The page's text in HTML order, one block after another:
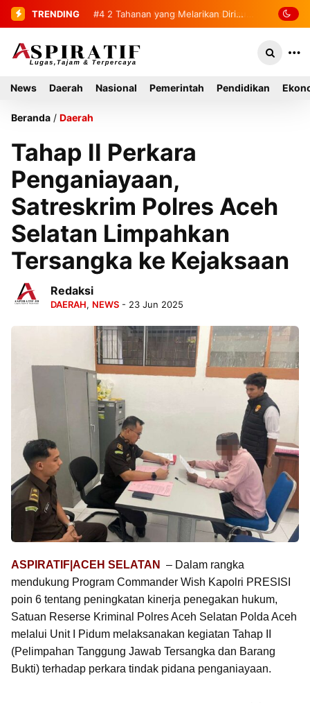
TRENDING #4 2 Tahanan yang Melarikan Diri
News Daerah Nasional Pemerintah Pendidikan
Beranda / Daerah
Tahap II Perkara
Penganiayaan,
Satreskrim Polres Aceh
Selatan Limpahkan
Tersangka ke Kejaksaan
Redaksi
DAERAH, NEWS - 23 Jun 2025
ASPIRATIF|ACEH SELATAN
– Dalam rangka
mendukung Program Commander Wish Kapolri PRESISI
poin 6 tentang peningkatan kinerja penegakan hukum,
Satuan Reserse Kriminal Polres Aceh Selatan Polda Aceh
melalui Unit I Pidum melaksanakan kegiatan Tahap II
(Pelimpahan Tanggung Jawab Tersangka dan Barang
Bukti) terhadap perkara tindak pidana penganiayaan.